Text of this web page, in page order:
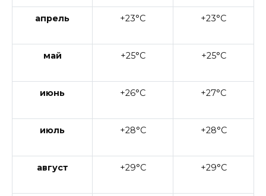
апрель +23°C +23°C
май +25°C +25°C
июнь +26°C +27°C
июль +28°C +28°C
август +29°C +29°C